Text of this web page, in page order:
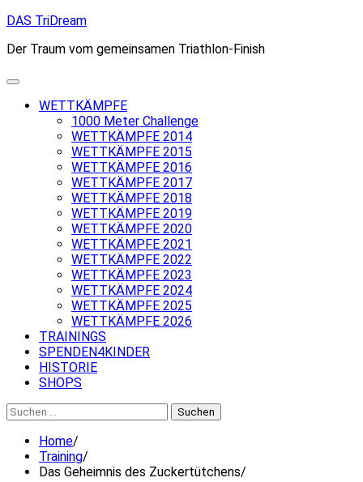
Skip
content
DAS TriDream
Der Traum vom gemeinsamen Triathlon-Finish
WETTKÄMPFE
1000 Meter Challenge
WETTKÄMPFE 2014
WETTKÄMPFE 2015
WETTKÄMPFE 2016
WETTKÄMPFE 2017
WETTKÄMPFE 2018
WETTKÄMPFE 2019
WETTKÄMPFE 2020
WETTKÄMPFE 2021
WETTKÄMPFE 2022
WETTKÄMPFE 2023
WETTKÄMPFE 2024
WETTKÄMPFE 2025
WETTKÄMPFE 2026
TRAININGS
SPENDEN4KINDER
HISTORIE
SHOPS
Suchen
nach:
Home
Training
Das Geheimnis des Zuckertütchens